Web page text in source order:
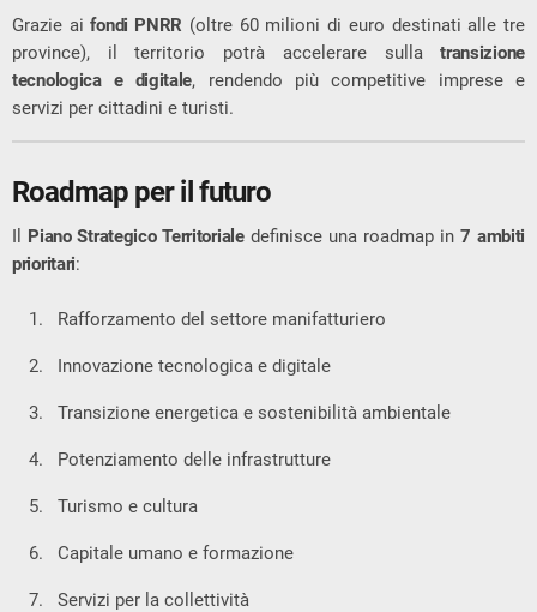
Grazie aifondi PNRR (oltre 60 milioni di euro destinati alle tre
province), il territorio potrà accelerare sullatransizione
tecnologica e digitale, rendendo più competitive imprese e
servizi per cittadini e turisti.
Roadmap per il futuro
Il Piano Strategico Territorialedefinisce una roadmap in7 ambiti
prioritari:
Rafforzamento del settore manifatturiero
Innovazione tecnologica e digitale
Transizione energetica e sostenibilità ambientale
Potenziamento delle infrastrutture
Turismo e cultura
Capitale umano e formazione
Servizi per la collettività